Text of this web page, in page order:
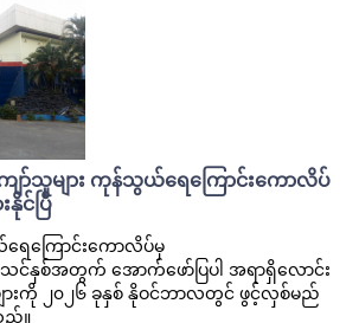
ာ်သူများ ကုန်သွယ်ရေကြောင်းကောလိပ်
င်ပြီ
ေကြောင်းကောလိပ်မှ
င်နှစ်အတွက် အောက်ဖော်ပြပါ အရာရှိလောင်း
ားကို ၂၀၂၆ ခုနှစ် နိုဝင်ဘာလတွင် ဖွင့်လှစ်မည်